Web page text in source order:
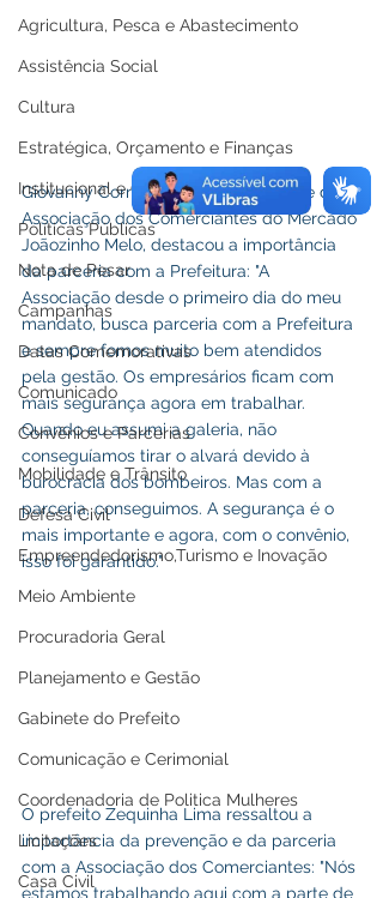
Agricultura, Pesca e Abastecimento
Assistência Social
Cultura
Estratégica, Orçamento e Finanças
Institucional e Governo
Políticas Públicas
Nota de Pesar
Campanhas
Datas Comemorativas
Comunicado
Convênios e Parcerias
Mobilidade e Trânsito
Defesa Civil
Empreendedorismo,Turismo e Inovação
Meio Ambiente
Procuradoria Geral
Planejamento e Gestão
Gabinete do Prefeito
Comunicação e Cerimonial
Coordenadoria de Politica Mulheres
Licitações
Casa Civil
Giovanny Correia de Melo, presidente da
Associação dos Comerciantes do Mercado
Joãozinho Melo, destacou a importância
da parceria com a Prefeitura: "A
Associação desde o primeiro dia do meu
mandato, busca parceria com a Prefeitura
e sempre fomos muito bem atendidos
pela gestão. Os empresários ficam com
mais segurança agora em trabalhar.
Quando eu assumi a galeria, não
conseguíamos tirar o alvará devido à
burocracia dos bombeiros. Mas com a
parceria, conseguimos. A segurança é o
mais importante e agora, com o convênio,
isso foi garantido."
O prefeito Zequinha Lima ressaltou a
importância da prevenção e da parceria
com a Associação dos Comerciantes: "Nós
estamos trabalhando aqui com a parte de